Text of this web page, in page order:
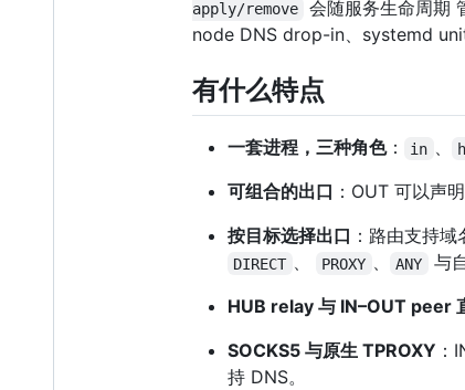
apply/remove
会随服务生命周期
node DNS drop-in、systemd
有什么特点
一套进程，三种角色： in 、
可组合的出口 ：OUT 可以声
按目标选择出口 ：路由支持域
DIRECT 、 PROXY 、 ANY 与
HUB relay 与 IN–OUT peer
SOCKS5 与原生 TPROXY
持 DNS。